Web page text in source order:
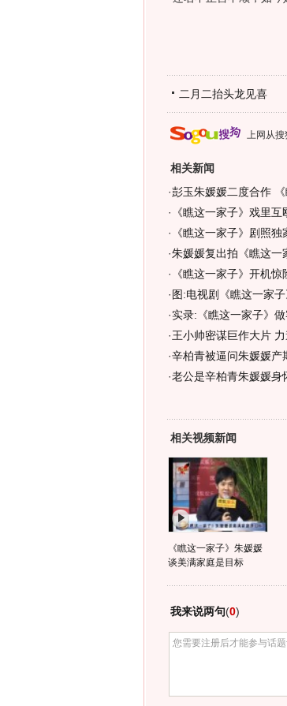
二月二抬头龙见喜
上网从搜
相关新闻
·彭玉朱媛媛二度合作
· 《瞧这一家子》戏里
· 《瞧这一家子》剧照
·朱媛媛复出拍《瞧这一
· 《瞧这一家子》开机
· 图:电视剧《瞧这一家
·实录:《瞧这一家子》
·王小帅密谋巨作大片
·辛柏青被逼问朱媛媛产
·老公是辛柏青朱媛媛身
相关视频新闻
《瞧这一家子》朱媛媛
谈美满家庭是目标
我来说两句(0)